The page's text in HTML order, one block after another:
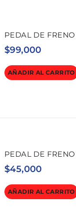
PEDAL DE
$99,000
AÑADIR AL CARRITO
PEDAL DE
$45,000
AÑADIR AL CARRITO